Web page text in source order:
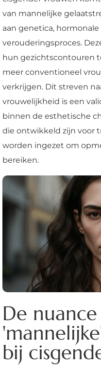
van mannelijke
aan genetica,
verouderingsproces.
hun gezichtscontouren
meer conventioneel
verkrijgen. Dit streven
vrouwelijkheid is een
binnen de esthetische
die ontwikkeld zijn voor
worden ingezet om
bereiken.
De
bij